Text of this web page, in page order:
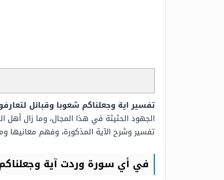
تفسير اية وجعلناكم شعوبا وقبائل
الجهود الحثيثة في هذا المجال، وما زال أهل
تفسير وشرح الآية المذكورة، وفهم معانيها
في أي سورة وردت آية